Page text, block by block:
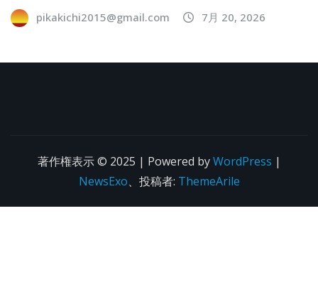
pikakichi2015@gmail.com 7月 20, 2026
著作権表示 © 2025 | Powered byWordPress |
NewsExo、投稿者: ThemeArile